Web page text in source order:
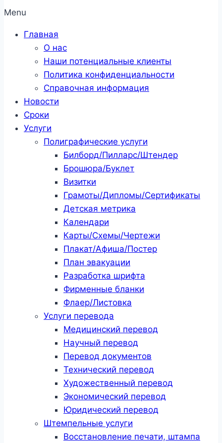
Menu
Главная
О нас
Наши потенциальные клиенты
Политика конфиденциальности
Справочная информация
Новости
Сроки
Услуги
Полиграфические услуги
Билборд/Пилларс/Штендер
Брошюра/Буклет
Визитки
Грамоты/Дипломы/Сертификаты
Детская метрика
Календари
Карты/Схемы/Чертежи
Плакат/Афиша/Постер
План эвакуации
Разработка шрифта
Фирменные бланки
Флаер/Листовка
Услуги перевода
Медицинский перевод
Научный перевод
Перевод документов
Технический перевод
Художественный перевод
Экономический перевод
Юридический перевод
Штемпельные услуги
Восстановление печати, штампа